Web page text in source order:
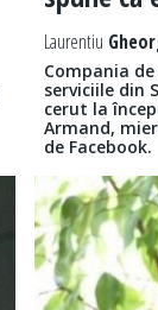
Laurentiu
Compania
serviciile din
cerut la
Armand,
de Facebook.